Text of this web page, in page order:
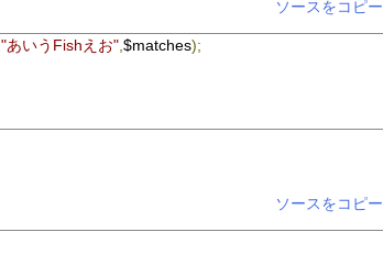
ソースをコピー
"あいうFishえお" $matches);
ソースをコピー